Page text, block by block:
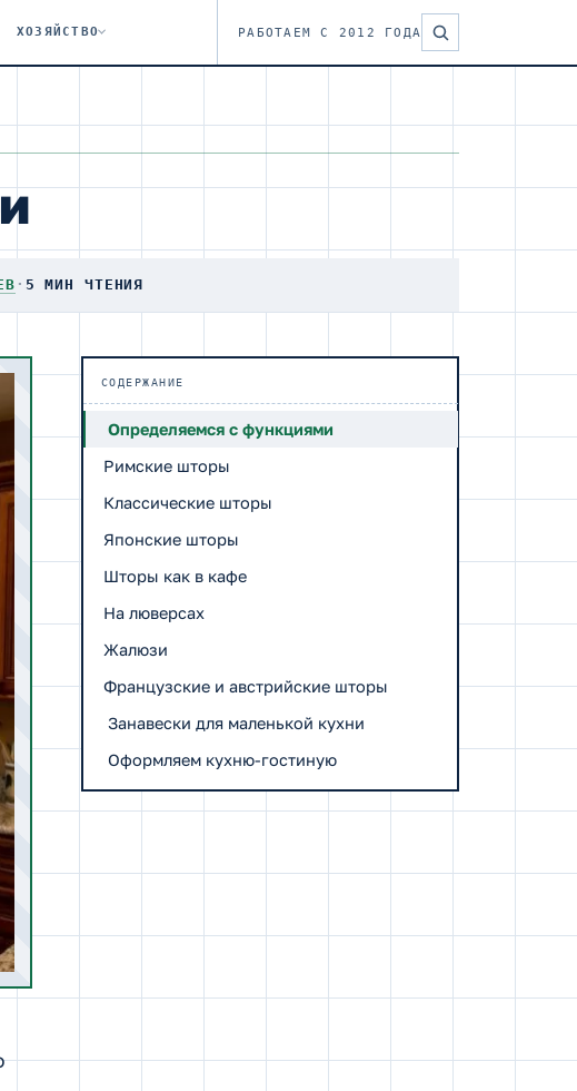
ХОЗЯЙСТВО РАБОТАЕМ С 2012 ГОДА
· 5 МИН ЧТЕНИЯ
СОДЕРЖАНИЕ
Определяемся с функциями
Римские шторы
Классические шторы
Японские шторы
Шторы как в кафе
На люверсах
Жалюзи
Французские и австрийские шторы
Занавески для маленькой кухни
Оформляем кухню-гостиную